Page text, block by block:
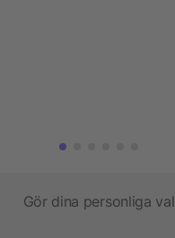
Gör dina personliga val